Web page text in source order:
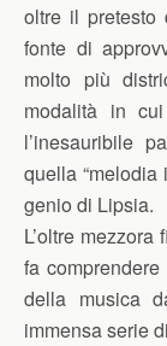
oltre il pretesto
fonte di
molto più
modalità in
l’inesauribile
quella “melodia
genio di Lipsia.
L’oltre
fa
della musica
immensa serie